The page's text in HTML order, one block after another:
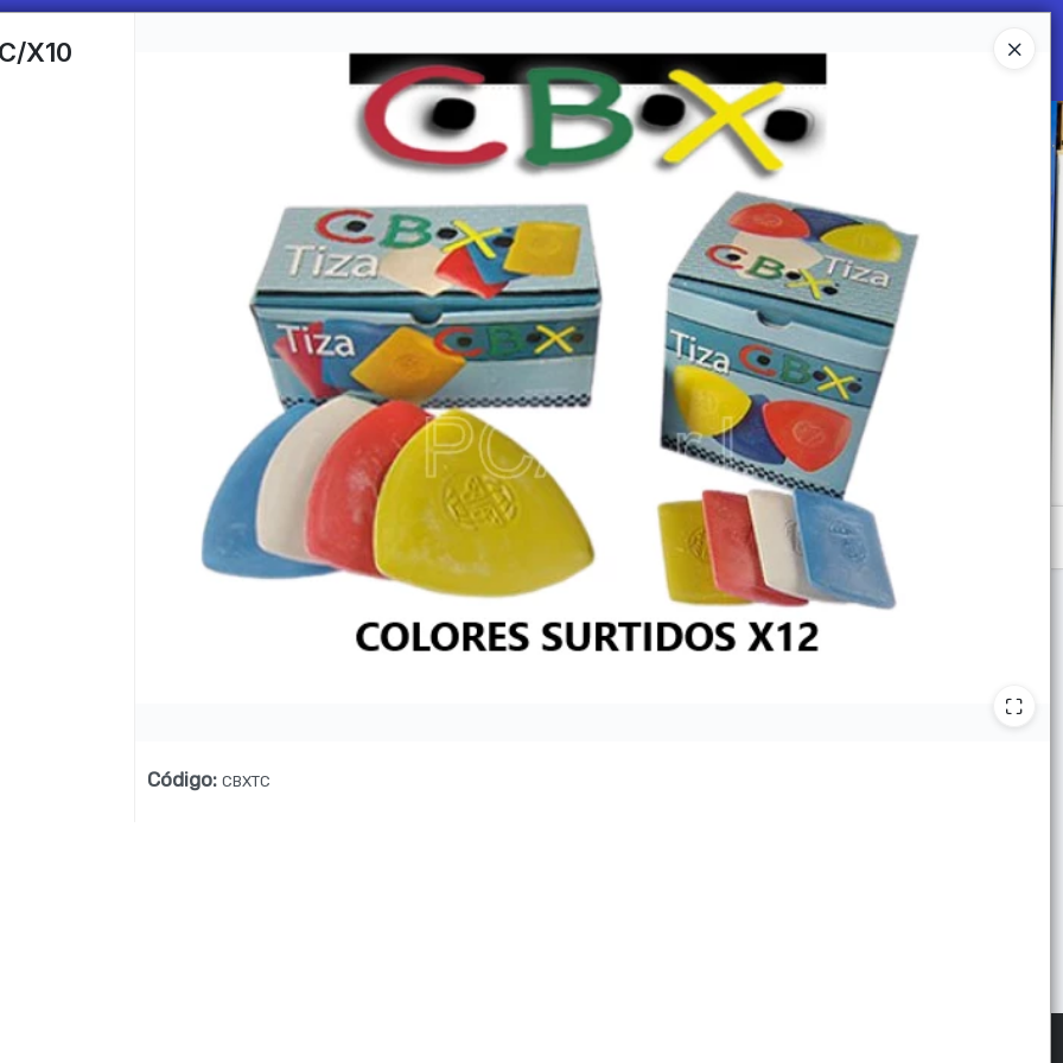
X10
Código: CBXTC
CÓMO COMPRAR QUIÉNES SOMOS Mi primera libreria CONTACTO